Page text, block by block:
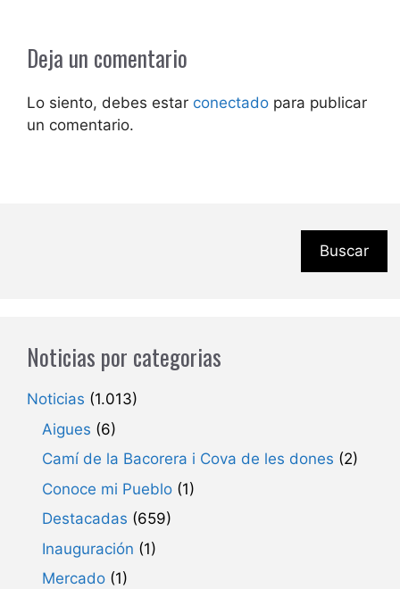
Deja un comentario
Lo siento, debes estar conectado para publicar
un comentario.
Buscar
Noticias por categorias
Noticias (1.013)
Aigues (6)
Camí de la Bacorera i Cova de les dones (2)
Conoce mi Pueblo (1)
Destacadas (659)
Inauguración (1)
Mercado (1)